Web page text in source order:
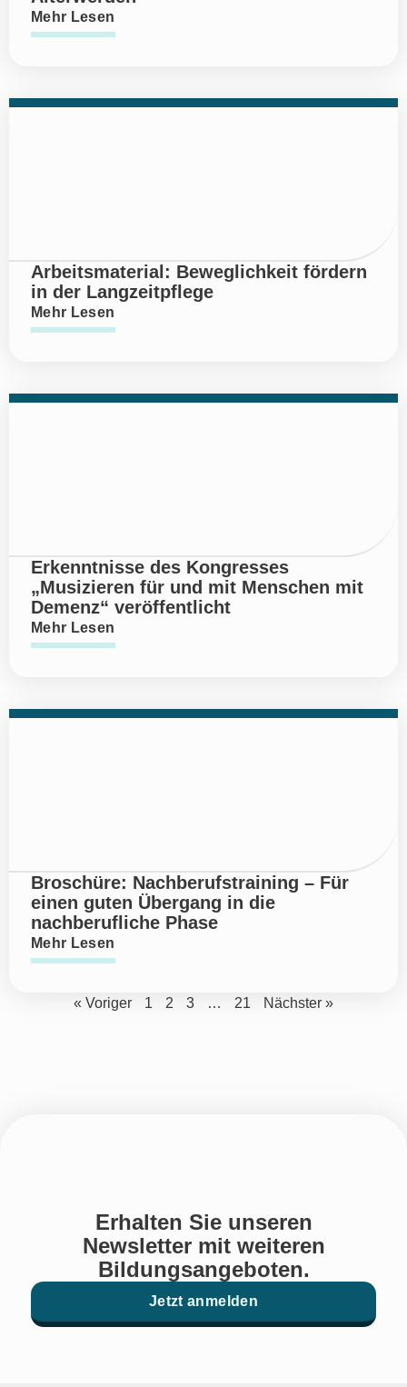
Mehr Lesen
Arbeitsmaterial: Beweglichkeit fördern
in der Langzeitpflege
Mehr Lesen
Erkenntnisse des Kongresses
„Musizieren für und mit Menschen mit
Demenz“ veröffentlicht
Mehr Lesen
Broschüre: Nachberufstraining – Für
einen guten Übergang in die
nachberufliche Phase
Mehr Lesen
« Voriger 1 2 3 … 21 Nächster »
Erhalten Sie unseren
Newsletter mit weiteren
Bildungsangeboten.
Jetzt anmelden